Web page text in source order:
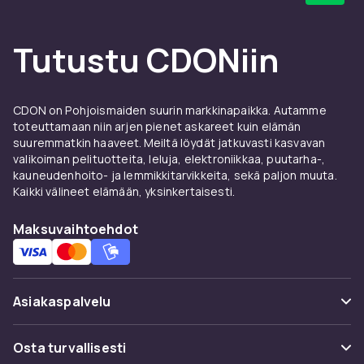
tai jatkaa liikkeellä työpäivän aikana,
juoksumatto voi olla kätevä vaihtoehto. Ne
pienempiin tiloihin tai työpöydän alle.
Täydellinen kotitoimistoon tai niille, jotka
haluavat yhdistää työn ja liikkumisen.
Taittuva juoksumatto
Jos tilaa on rajoitetusti, taittuva juoksumatto
on käytännöllinen ratkaisu. Harjoituksen
jälkeen se voidaan helposti taittaa ja rullata
pois. Monet mallit on suunniteltu viemään
mahdollisimman vähän tilaa vaarantamatta
vakautta ja mukavuutta juoksun aikana.
Tutustu CDONiin
CDON on Pohjoismaiden suurin markkinapaikka. Autamme
toteuttamaan niin arjen pienet askareet kuin elämän
suuremmatkin haaveet. Meiltä löydät jatkuvasti kasvavan
valikoiman pelituotteita, leluja, elektroniikkaa, puutarha-,
kauneudenhoito- ja lemmikkitarvikkeita, sekä paljon muuta.
Kaikki välineet elämään, yksinkertaisesti.
Maksuvaihtoehdot
Asiakaspalvelu
Usein kysyttyä (UKK)
Osta turvallisesti